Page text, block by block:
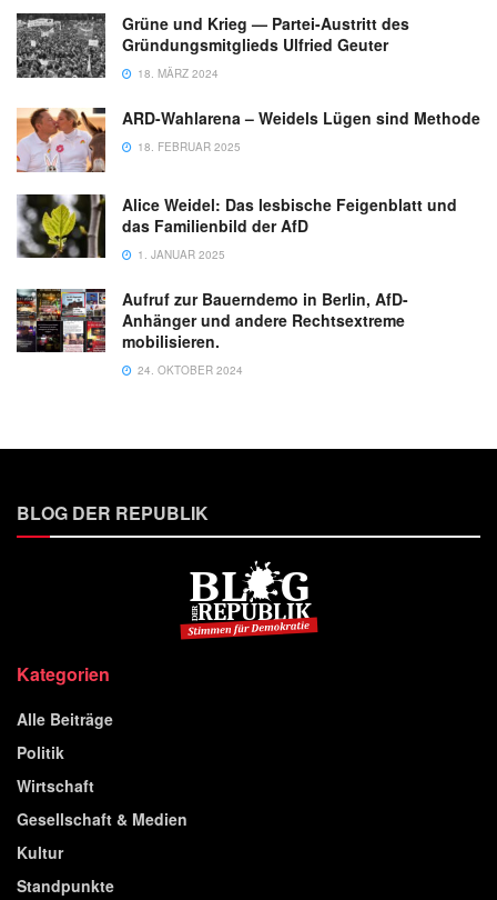
Grüne und Krieg — Partei-Austritt des
Gründungsmitglieds Ulfried Geuter
18. MÄRZ 2024
ARD-Wahlarena – Weidels Lügen sind Methode
18. FEBRUAR 2025
Alice Weidel: Das lesbische Feigenblatt und
das Familienbild der AfD
1. JANUAR 2025
Aufruf zur Bauerndemo in Berlin, AfD-
Anhänger und andere Rechtsextreme
mobilisieren.
24. OKTOBER 2024
BLOG DER REPUBLIK
Kategorien
Alle Beiträge
Politik
Wirtschaft
Gesellschaft & Medien
Kultur
Standpunkte